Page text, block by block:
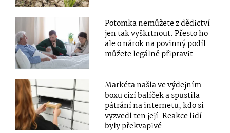
Potomka nemůžete z dědictví
jen tak vyškrtnout. Přesto ho
ale o nárok na povinný podíl
můžete legálně připravit
Markéta našla ve výdejním
boxu cizí balíček a spustila
pátrání na internetu, kdo si
vyzvedl ten její. Reakce lidí
byly překvapivé